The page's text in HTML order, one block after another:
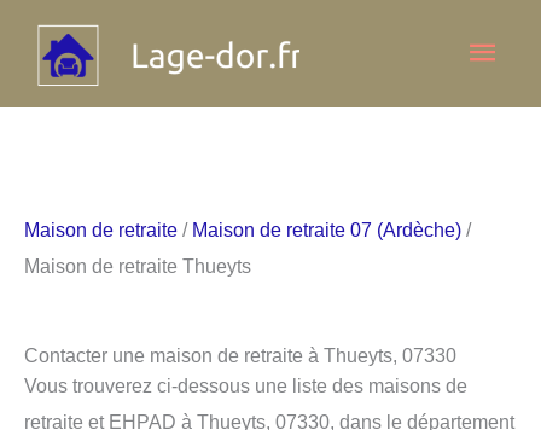
contenu
Maison de retraite / Maison de retraite 07 (Ardèche) /
Maison de retraite Thueyts
Contacter une maison de retraite à Thueyts, 07330
Vous trouverez ci-dessous une liste des maisons de
retraite et EHPAD à Thueyts, 07330, dans le département